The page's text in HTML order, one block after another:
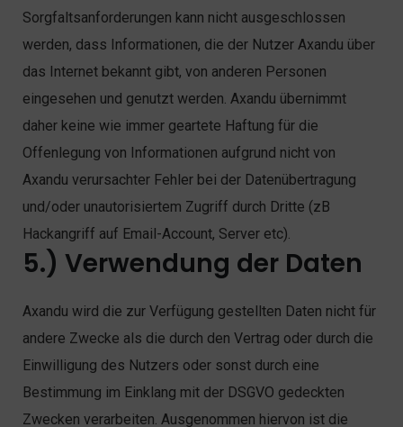
Sorgfaltsanforderungen kann nicht ausgeschlossen
werden, dass Informationen, die der Nutzer Axandu über
das Internet bekannt gibt, von anderen Personen
eingesehen und genutzt werden. Axandu übernimmt
daher keine wie immer geartete Haftung für die
Offenlegung von Informationen aufgrund nicht von
Axandu verursachter Fehler bei der Datenübertragung
und/oder unautorisiertem Zugriff durch Dritte (zB
Hackangriff auf Email-Account, Server etc).
5.) Verwendung der Daten
Axandu wird die zur Verfügung gestellten Daten nicht für
andere Zwecke als die durch den Vertrag oder durch die
Einwilligung des Nutzers oder sonst durch eine
Bestimmung im Einklang mit der DSGVO gedeckten
Zwecken verarbeiten. Ausgenommen hiervon ist die